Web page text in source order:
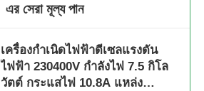
এর সেরা মূল্য পান
เครื่องกำเนิดไฟฟ้าดีเซลแรงดัน
ไฟฟ้า 230400V กำลังไฟ 7.5 กิโล
วัตต์ กระแสไฟ 10.8A แหล่ง